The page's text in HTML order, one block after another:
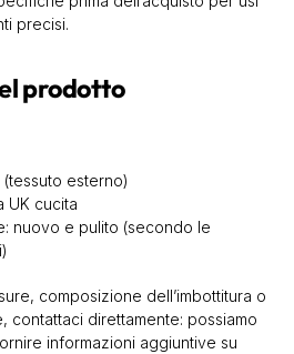
precisi.
prodotto
esterno)
UK cucita
nuovo e pulito (secondo le
composizione dell’imbottitura o
contattaci direttamente: possiamo
informazioni aggiuntive su